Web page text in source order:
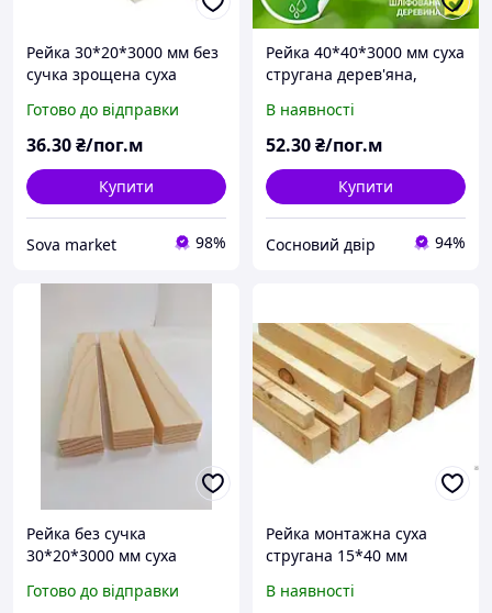
Рейка 30*20*3000 мм без
сучка зрощена суха
смерека
Готово до відправки
36.30₴/пог.м
Купити
Sova market 98%
Рейка 40*40*3000 мм суха
стругана дерев'яна,
В наявності
52.30₴/пог.м
Купити
Сосновий двір 94%
Рейка без сучка
30*20*3000 мм суха
смерека
Готово до відправки
Рейка монтажна суха
стругана 15*40 мм
В наявності